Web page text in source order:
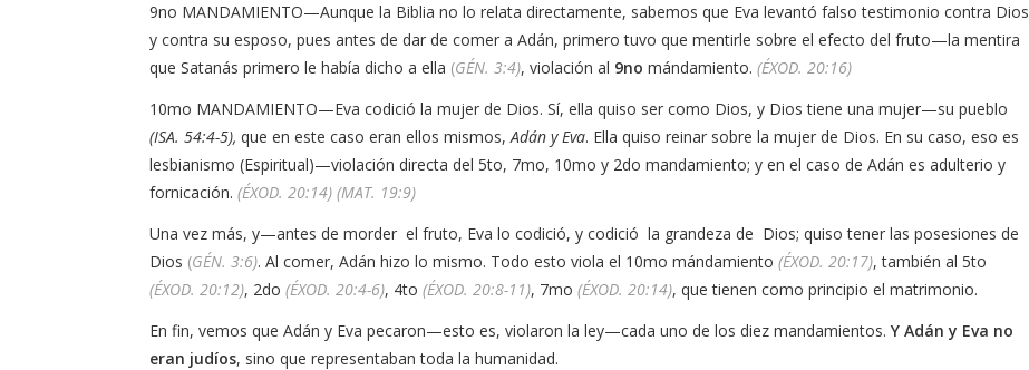
9no MANDAMIENTO—Aunque la Biblia no lo relata directamente, sabemos que Eva levantó falso testimonio contra Dios
y contra su esposo, pues antes de dar de comer a Adán, primero tuvo que mentirle sobre el efecto del fruto—la mentira
que Satanás primero le había dicho a ella (GÉN. 3:4), violación al 9no mándamiento.(ÉXOD. 20:16)
10mo MANDAMIENTO—Eva codició la mujer de Dios. Sí, ella quiso ser como Dios, y Dios tiene una mujer—su pueblo
(ISA. 54:4-5), que en este caso eran ellos mismos, Adán y Eva. Ella quiso reinar sobre la mujer de Dios. En su caso, eso es
lesbianismo (Espiritual)—violación directa del 5to, 7mo, 10mo y 2do mandamiento; y en el caso de Adán es adulterio y
fornicación.(ÉXOD. 20:14) (MAT. 19:9)
Una vez más, y—antes de morder el fruto, Eva lo codició, y codició la grandeza de Dios; quiso tener las posesiones de
Dios (GÉN. 3:6). Al comer, Adán hizo lo mismo. Todo esto viola el 10mo mándamiento(ÉXOD. 20:17), también al 5to
(ÉXOD. 20:12), 2do(ÉXOD. 20:4-6), 4to(ÉXOD. 20:8-11), 7mo (ÉXOD. 20:14), que tienen como principio el matrimonio.
En fin, vemos que Adán y Eva pecaron—esto es, violaron la ley—cada uno de los diez mandamientos. Y Adán y Eva no
eran judíos, sino que representaban toda la humanidad.